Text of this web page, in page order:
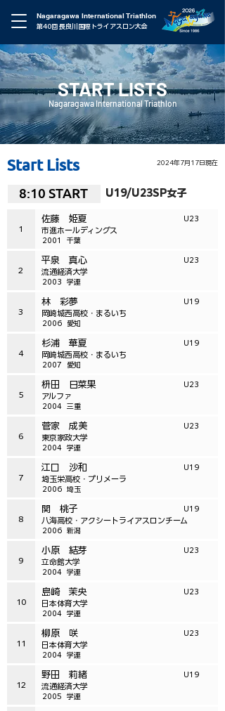
Nagaragawa International Triathlon
第40回 長良川国際トライアスロン大会
START LISTS
Nagaragawa International Triathlon
Start Lists 2024年7月17日現在
8:10 START U19/U23SP女子
1
佐藤 姫夏
市進ホールディングス
U23
千葉
2001
2
平泉 真心
流通経済大学
U23
学連
2003
3
林 彩夢
岡崎城西高校・まるいち
U19
愛知
2006
4
杉浦 華夏
岡崎城西高校・まるいち
U19
愛知
2007
5
枡田 日菜果
アルファ
U23
三重
2004
6
菅家 成美
東京家政大学
U23
学連
2004
7
江口 沙和
埼玉栄高校・プリメーラ
U19
埼玉
2006
8
関 桃子
八海高校・アクシートライアスロンチーム
U19
新潟
2006
9
小原 結芽
立命館大学
U23
学連
2004
10
島崎 茉央
日本体育大学
U23
学連
2004
11
柳原 咲
日本体育大学
U23
学連
2004
12
野田 莉緒
流通経済大学
U19
学連
2005